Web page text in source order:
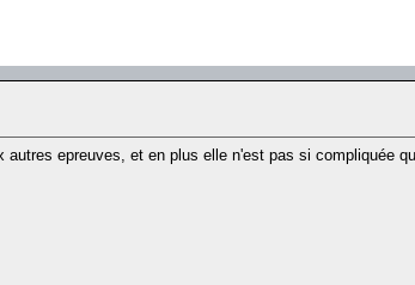
epreuves, et en plus elle n'est pas si compliquée